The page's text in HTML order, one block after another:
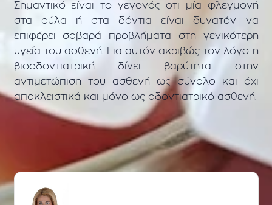
Σημαντικό είναι το γεγονός οτι μία φλεγμονή
στα ούλα ή στα δόντια είναι δυνατόν να
επιφέρει σοβαρά προβλήματα στη γενικότερη
υγεία του ασθενή. Για αυτόν ακριβώς τον λόγο η
βιοοδοντιατρική δίνει βαρύτητα στην
αντιμετώπιση του ασθενή ως σύνολο και όχι
αποκλειστικά και μόνο ως οδοντιατρικό ασθενή.